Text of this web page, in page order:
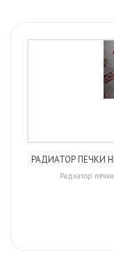
РАДИАТОР ПЕЧКИ
Радиатор